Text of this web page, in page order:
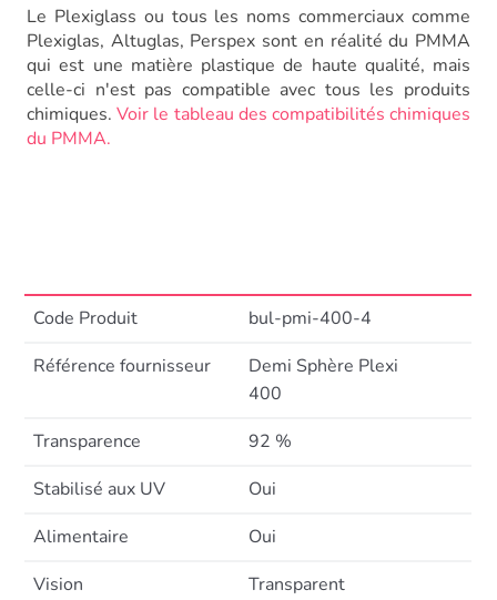
Le Plexiglass ou tous les noms commerciaux comme
Plexiglas, Altuglas, Perspex sont en réalité du PMMA
qui est une matière plastique de haute qualité, mais
celle-ci n'est pas compatible avec tous les produits
chimiques.Voir le tableau des compatibilités chimiques
du PMMA.
Code Produit
bul-pmi-400-4
Référence fournisseur
Demi Sphère Plexi
400
Transparence
92 %
Stabilisé aux UV
Oui
Alimentaire
Oui
Vision
Transparent